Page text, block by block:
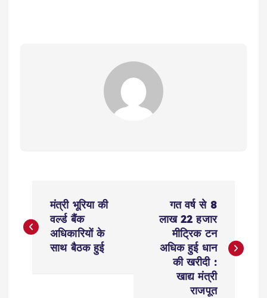
o
मंत्री भूरिया की
वर्ल्ड बैंक
अधिकारियों के
साथ बैठक हुई
गत वर्ष से 8
लाख 22 हजार
मीट्रिक टन
अधिक हुई धान
की खरीदी :
खाद्य मंत्री
राजपूत